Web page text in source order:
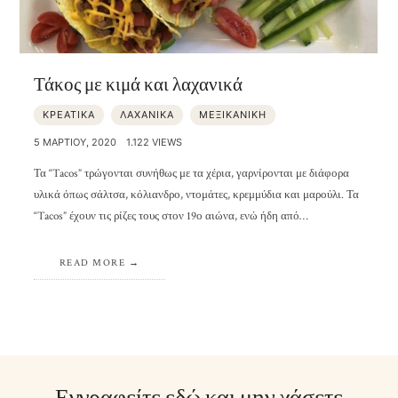
Τάκος με κιμά και λαχανικά
ΚΡΕΑΤΙΚΑ ΛΑΧΑΝΙΚΑ ΜΕΞΙΚΑΝΙΚΗ
5 ΜΑΡΤΊΟΥ, 2020 1.122 VIEWS
Τα “Tacos” τρώγονται συνήθως με τα χέρια, γαρνίρονται με διάφορα
υλικά όπως σάλτσα, κόλιανδρο, ντομάτες, κρεμμύδια και μαρούλι. Τα
“Tacos” έχουν τις ρίζες τους στον 19ο αιώνα, ενώ ήδη από…
READ MORE